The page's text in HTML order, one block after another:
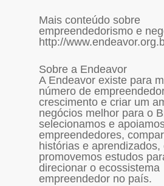
Mais conteúdo sobre
empreendedorismo e
http://
Sobre a Endeavor
A Endeavor existe para
número de
crescimento e criar um
negócios melhor para o
selecionamos e
empreendedores,
histórias e aprendizados,
promovemos estudos
direcionar o ecossistema
empreendedor no país.